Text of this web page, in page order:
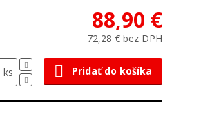
88,90 €
72,28 € bez DPH
ks Pridať do košíka